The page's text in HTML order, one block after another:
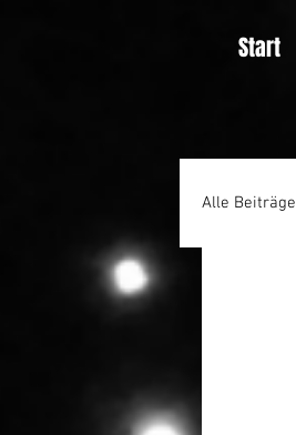
Start
Alle Beiträge